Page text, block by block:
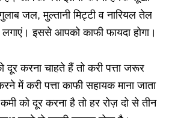
जल, मुल्तानी मिट्टी व नारियल तेल
इससे आपको काफी फायदा होगा।
करना चाहते हैं तो करी पत्ता जरूर
में करी पत्ता काफी सहायक माना जाता
को दूर करना है तो हर रोज़ दो से तीन